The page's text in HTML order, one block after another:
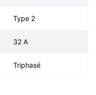
Type 2
32 A
Triphasé